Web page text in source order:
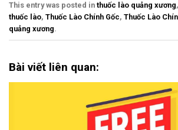
This entry was posted in thuốc lào quảng xương,
thuốc lào, Thuốc Lào Chính Gốc, Thuốc Lào
quảng xương.
Bài viết liên quan: